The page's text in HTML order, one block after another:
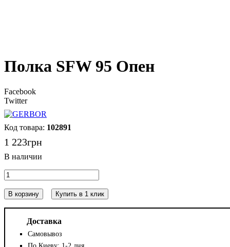
Полка SFW 95 Опен
Facebook
Twitter
102891
1 223грн
В корзину Купить в 1 клик
Доставка
Самовывоз